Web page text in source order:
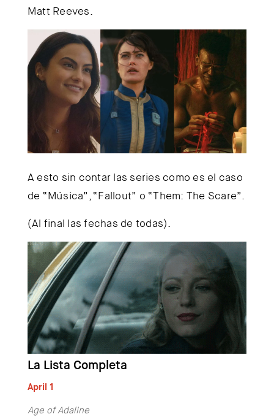
Matt Reeves.
A esto sin contar las series como es el caso
de “Música”, “Fallout” o “Them: The Scare”.
(Al final las fechas de todas).
La Lista Completa
April 1
Age of Adaline